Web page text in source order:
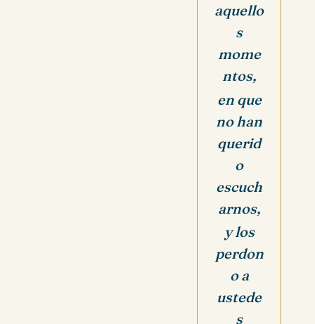
aquello
s
mome
ntos,
en que
no han
querid
o
escuch
arnos,
y los
perdon
o a
ustede
s